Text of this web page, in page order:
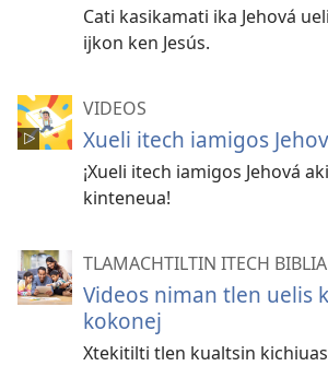
Cati kasikamati ika Jehová
ijkon ken Jesús.
VIDEOS
Xueli itech iamigos
¡Xueli itech iamigos Jehová
kinteneua!
TLAMACHTILTIN ITECH BIBLIA
Videos niman tlen uelis
kokonej
Xtekitilti tlen kualtsin